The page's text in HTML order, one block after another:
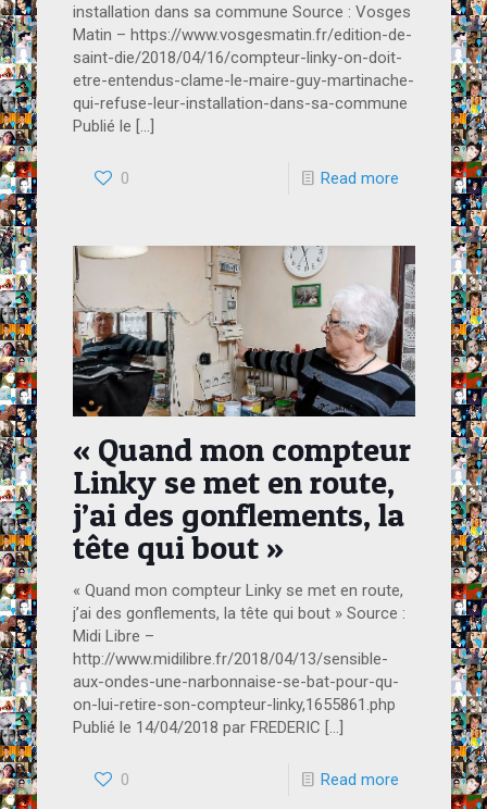
installation dans sa commune Source : Vosges
Matin – https://www.vosgesmatin.fr/edition-de-
saint-die/2018/04/16/compteur-linky-on-doit-
etre-entendus-clame-le-maire-guy-martinache-
qui-refuse-leur-installation-dans-sa-commune
Publié le […]
0 Read more
« Quand mon compteur
Linky se met en route,
j’ai des gonflements, la
tête qui bout »
« Quand mon compteur Linky se met en route,
j’ai des gonflements, la tête qui bout » Source :
Midi Libre –
http://www.midilibre.fr/2018/04/13/sensible-
aux-ondes-une-narbonnaise-se-bat-pour-qu-
on-lui-retire-son-compteur-linky,1655861.php
Publié le 14/04/2018 par FREDERIC […]
0 Read more